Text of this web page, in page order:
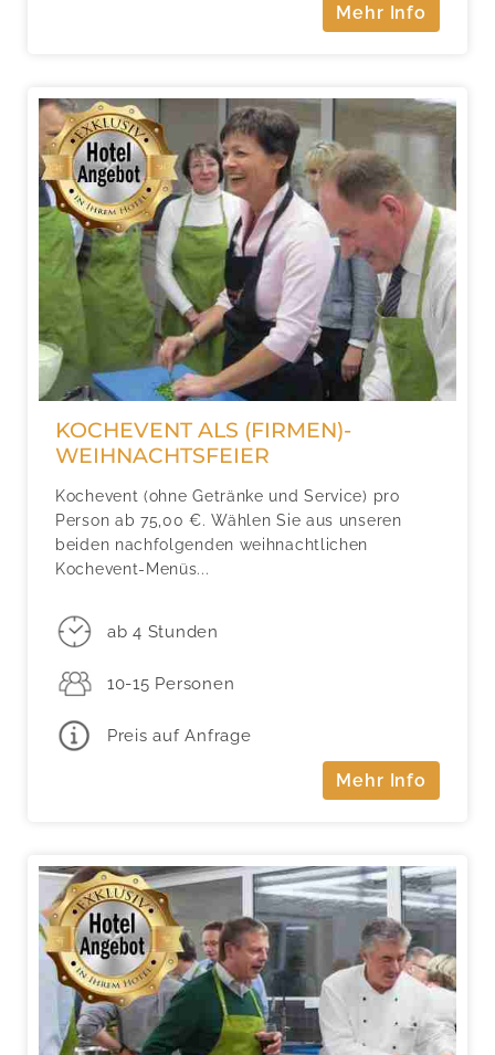
Mehr Info
KOCHEVENT ALS (FIRMEN)-
WEIHNACHTSFEIER
Kochevent (ohne Getränke und Service) pro
Person ab 75,00 €. Wählen Sie aus unseren
beiden nachfolgenden weihnachtlichen
Kochevent-Menüs...
ab 4 Stunden
10-15 Personen
Preis auf Anfrage
Mehr Info